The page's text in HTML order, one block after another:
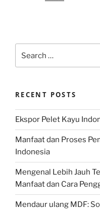
for:
RECENT POSTS
Ekspor Pelet Kayu
Manfaat dan Proses
Indonesia
Mengenal Lebih Jauh
Manfaat dan Cara
Mendaur ulang MDF: